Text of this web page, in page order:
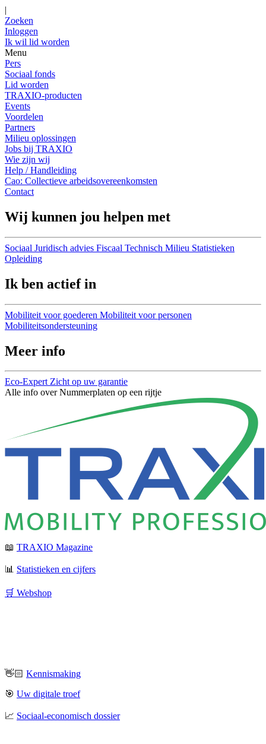
|
Zoeken
Inloggen
Ik wil lid worden
Menu
Pers
Sociaal fonds
Lid worden
TRAXIO-producten
Events
Voordelen
Partners
Milieu oplossingen
Jobs bij TRAXIO
Wie zijn wij
Help / Handleiding
Cao: Collectieve arbeidsovereenkomsten
Contact
Wij kunnen jou helpen met
Sociaal Juridisch advies Fiscaal Technisch Milieu Statistieken
Opleiding
Ik ben actief in
Mobiliteit voor goederen Mobiliteit voor personen
Mobiliteitsondersteuning
Meer info
Eco-Expert Zicht op uw garantie
Alle info over Nummerplaten op een rijtje
📖 TRAXIO Magazine
📊 Statistieken en cijfers
🛒 Webshop
👋🏻 Kennismaking
🎯 Uw digitale troef
📈 Sociaal-economisch dossier